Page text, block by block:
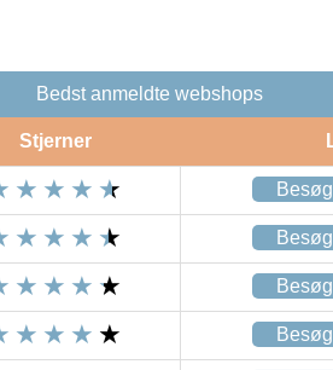
Bedst anmeldte webshops
Stjerner